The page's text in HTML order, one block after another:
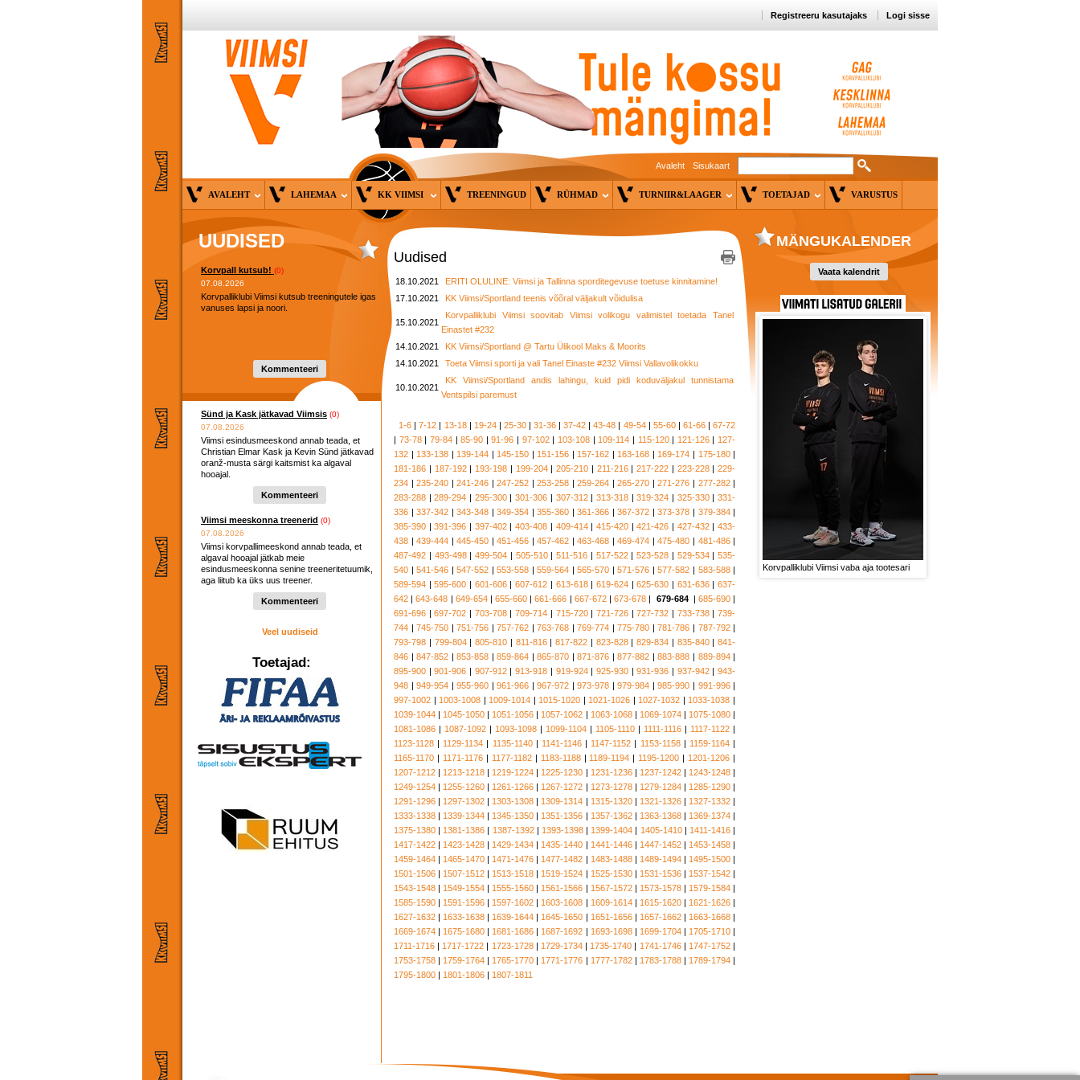
Registreeru kasutajaks Logi sisse
Avaleht Sisukaart
AVALEHT LAHEMAA KK VIIMSI TREENINGUD RÜHMAD TURNIIR&LAAGER TOETAJAD VARUSTUS
UUDISED
Korvpall kutsub! (0)
07.08.2026
Korvpalliklubi Viimsi kutsub treeningutele igas
vanuses lapsi ja noori.
Kommenteeri
Sünd ja Kask jätkavad Viimsis (0)
07.08.2026
Viimsi esindusmeeskond annab teada, et
Christian Elmar Kask ja Kevin Sünd jätkavad
oranž-musta särgi kaitsmist ka algaval
hooajal.
Kommenteeri
Viimsi meeskonna treenerid (0)
07.08.2026
Viimsi korvpallimeeskond annab teada, et
algaval hooajal jätkab meie
esindusmeeskonna senine treeneritetuumik,
aga liitub ka üks uus treener.
Kommenteeri
Veel uudiseid
Toetajad:
Uudised
18.10.2021
ERITI OLULINE: Viimsi ja Tallinna sporditegevuse toetuse kinnitamine!
17.10.2021
KK Viimsi/Sportland teenis võõral väljakult võidulisa
15.10.2021
Korvpalliklubi Viimsi soovitab Viimsi volikogu valimistel toetada Tanel
Einastet #232
14.10.2021
KK Viimsi/Sportland @ Tartu Ülikool Maks & Moorits
14.10.2021
Toeta Viimsi sporti ja vali Tanel Einaste #232 Viimsi Vallavolikokku
10.10.2021
KK Viimsi/Sportland andis lahingu, kuid pidi koduväljakul tunnistama
Ventspilsi paremust
1-6 |7-12 | 13-18| 19-24| 25-30|31-36 |37-42 |43-48 | 49-54| 55-60| 61-66|67-72
| 73-78| 79-84|85-90 |91-96 | 97-102| 103-108| 109-114 | 115-120| 121-126| 127-
132 | 133-138 | 139-144 | 145-150 | 151-156 | 157-162 | 163-168 | 169-174 | 175-180|
181-186 | 187-192| 193-198 | 199-204| 205-210 | 211-216| 217-222 | 223-228| 229-
234 |235-240 |241-246 |247-252 |253-258 |259-264 |265-270 |271-276 | 277-282|
283-288 |289-294 | 295-300|301-306 | 307-312| 313-318|319-324 | 325-330| 331-
336 |337-342 |343-348 |349-354 |355-360 |361-366 |367-372 |373-378 | 379-384|
385-390 |391-396 | 397-402|403-408 | 409-414| 415-420|421-426 | 427-432| 433-
438 |439-444 |445-450 |451-456 |457-462 |463-468 |469-474 |475-480 | 481-486|
487-492 | 493-498| 499-504 | 505-510| 511-516 | 517-522| 523-528 | 529-534| 535-
540 |541-546 |547-552 |553-558 |559-564 |565-570 |571-576 |577-582 | 583-588|
589-594 |595-600 | 601-606|607-612 | 613-618| 619-624|625-630 | 631-636| 637-
642 |643-648 | 649-654|655-660 |661-666 | 667-672|673-678 | 679-684 | 685-690|
691-696 |697-702 | 703-708|709-714 | 715-720| 721-726|727-732 | 733-738| 739-
744 |745-750 |751-756 |757-762 |763-768 |769-774 |775-780 |781-786 | 787-792|
793-798 | 799-804| 805-810 | 811-816| 817-822 | 823-828| 829-834 | 835-840| 841-
846 |847-852 |853-858 |859-864 |865-870 |871-876 |877-882 |883-888 | 889-894|
895-900 |901-906 | 907-912|913-918 | 919-924| 925-930|931-936 | 937-942| 943-
948 |949-954 |955-960 |961-966 |967-972 |973-978 |979-984 |985-990 | 991-996|
997-1002 | 1003-1008 | 1009-1014 | 1015-1020 | 1021-1026 | 1027-1032 | 1033-1038 |
1039-1044 | 1045-1050 | 1051-1056 | 1057-1062 | 1063-1068| 1069-1074| 1075-1080|
1081-1086 | 1087-1092 | 1093-1098 | 1099-1104 | 1105-1110 | 1111-1116 | 1117-1122 |
1123-1128 | 1129-1134 | 1135-1140| 1141-1146| 1147-1152 | 1153-1158| 1159-1164|
1165-1170 | 1171-1176| 1177-1182| 1183-1188| 1189-1194 | 1195-1200 | 1201-1206 |
1207-1212 | 1213-1218 | 1219-1224 | 1225-1230 | 1231-1236| 1237-1242| 1243-1248|
1249-1254 | 1255-1260 | 1261-1266 | 1267-1272 | 1273-1278| 1279-1284| 1285-1290|
1291-1296 | 1297-1302 | 1303-1308 | 1309-1314 | 1315-1320| 1321-1326| 1327-1332|
1333-1338 | 1339-1344 | 1345-1350 | 1351-1356 | 1357-1362| 1363-1368| 1369-1374|
1375-1380 | 1381-1386 | 1387-1392| 1393-1398| 1399-1404 | 1405-1410| 1411-1416|
1417-1422 | 1423-1428 | 1429-1434 | 1435-1440 | 1441-1446| 1447-1452| 1453-1458|
1459-1464 | 1465-1470 | 1471-1476 | 1477-1482 | 1483-1488| 1489-1494| 1495-1500|
1501-1506 | 1507-1512 | 1513-1518 | 1519-1524 | 1525-1530| 1531-1536| 1537-1542|
1543-1548 | 1549-1554 | 1555-1560 | 1561-1566 | 1567-1572| 1573-1578| 1579-1584|
1585-1590 | 1591-1596 | 1597-1602 | 1603-1608 | 1609-1614| 1615-1620| 1621-1626|
1627-1632 | 1633-1638 | 1639-1644 | 1645-1650 | 1651-1656| 1657-1662| 1663-1668|
1669-1674 | 1675-1680 | 1681-1686 | 1687-1692 | 1693-1698| 1699-1704| 1705-1710|
1711-1716 | 1717-1722 | 1723-1728| 1729-1734| 1735-1740 | 1741-1746| 1747-1752|
1753-1758 | 1759-1764 | 1765-1770 | 1771-1776 | 1777-1782| 1783-1788| 1789-1794|
1795-1800 | 1801-1806 | 1807-1811
MÄNGUKALENDER
Vaata kalendrit
Korvpalliklubi Viimsi vaba aja tootesari